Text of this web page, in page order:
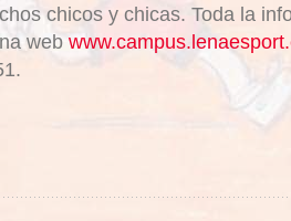
chicos y chicas. Toda la
web